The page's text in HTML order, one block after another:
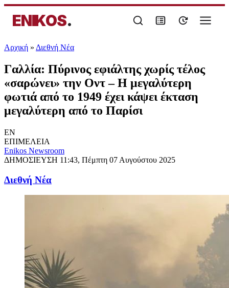
ENIKOS.
Αρχική » Διεθνή Νέα
Γαλλία: Πύρινος εφιάλτης χωρίς τέλος
«σαρώνει» την Οντ – Η μεγαλύτερη
φωτιά από το 1949 έχει κάψει έκταση
μεγαλύτερη από το Παρίσι
EN
ΕΠΙΜΕΛΕΙΑ
Enikos Newsroom
ΔΗΜΟΣΙΕΥΣΗ 11:43, Πέμπτη 07 Αυγούστου 2025
Διεθνή Νέα